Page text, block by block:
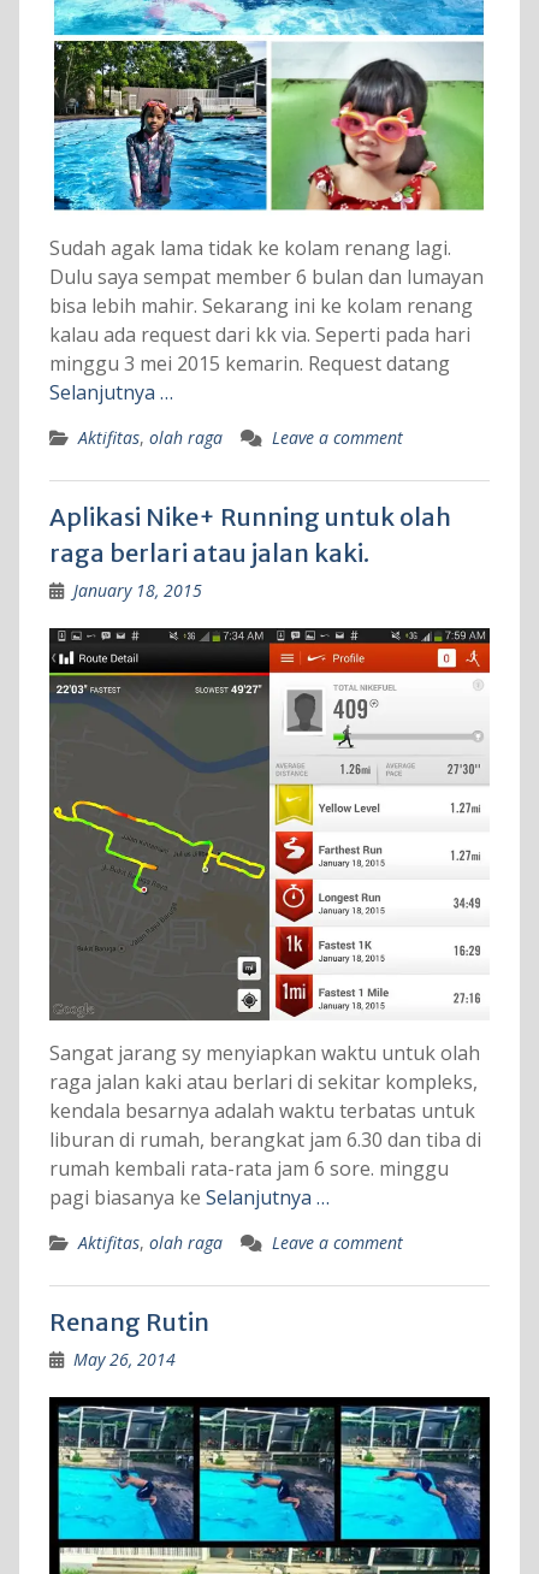
Sudah agak lama tidak ke kolam renang lagi.
Dulu saya sempat member 6 bulan dan lumayan
bisa lebih mahir. Sekarang ini ke kolam renang
kalau ada request dari kk via. Seperti pada hari
minggu 3 mei 2015 kemarin. Request datang
Selanjutnya …
Aktifitas, olah raga Leave a comment
Aplikasi Nike+ Running untuk olah
raga berlari atau jalan kaki.
January 18, 2015
Sangat jarang sy menyiapkan waktu untuk olah
raga jalan kaki atau berlari di sekitar kompleks,
kendala besarnya adalah waktu terbatas untuk
liburan di rumah, berangkat jam 6.30 dan tiba di
rumah kembali rata-rata jam 6 sore. minggu
pagi biasanya ke Selanjutnya …
Aktifitas, olah raga Leave a comment
Renang Rutin
May 26, 2014